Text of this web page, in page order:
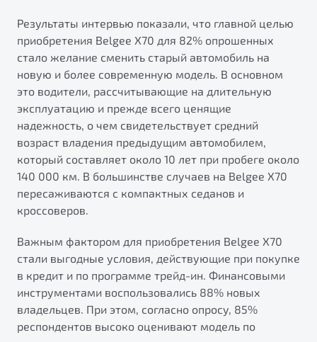
X70
Универсальный кроссовер
от 2 499 990 ₽*
Автомобили в наличии
Тест-драйв
Автокредит
Спецпредложения
Будьте еще более уверены на дорогах с программой
"Помощь на дорогах"
Преимущества программы
Запись на сервис
Калькулятор ТО
Клиентская поддержка
Результаты интервью показали, что главной целью
приобретения Belgee X70 для 82% опрошенных
стало желание сменить старый автомобиль на
новую и более современную модель. В основном
это водители, рассчитывающие на длительную
эксплуатацию и прежде всего ценящие
надежность, о чем свидетельствует средний
возраст владения предыдущим автомобилем,
который составляет около 10 лет при пробеге около
140 000 км. В большинстве случаев на Belgee X70
пересаживаются с компактных седанов и
кроссоверов.
Важным фактором для приобретения Belgee Х70
стали выгодные условия, действующие при покупке
в кредит и по программе трейд-ин. Финансовыми
инструментами воспользовались 88% новых
владельцев. При этом, согласно опросу, 85%
респондентов высоко оценивают модель по